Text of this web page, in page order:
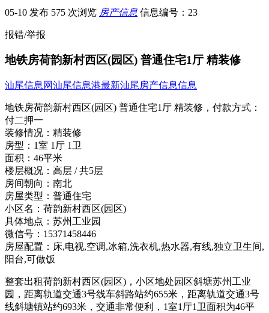
05-10 发布 575 次浏览 房产信息 信息编号：23
报错/举报
地铁房荷韵新村西区(园区) 普通住宅1厅 精装修
汕尾信息网汕尾信息港最新汕尾房产信息信息
地铁房荷韵新村西区(园区) 普通住宅1厅 精装修， 付款方式：
付二押一
装修情况： 精装修
房型： 1室 1厅 1卫
面积： 46平米
楼层概况： 高层 / 共5层
房间朝向： 南北
房屋类型： 普通住宅
小区名： 荷韵新村西区(园区)
具体地点： 苏州工业园
微信号： 15371458446
房屋配置： 床,电视,空调,冰箱,洗衣机,热水器,有线,独立卫生间,
阳台,可做饭
整套出租荷韵新村西区(园区)，小区地处园区斜塘苏州工业
园，距离轨道交通3号线车斜路站约655米，距离轨道交通3号
线斜塘镇站约693米，交通非常便利，1室1厅1卫面积为46平